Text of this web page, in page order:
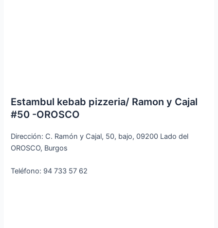
Estambul kebab pizzeria/ Ramon y Cajal
#50 -OROSCO
Dirección: C. Ramón y Cajal, 50, bajo, 09200 Lado del
OROSCO, Burgos
Teléfono: 94 733 57 62